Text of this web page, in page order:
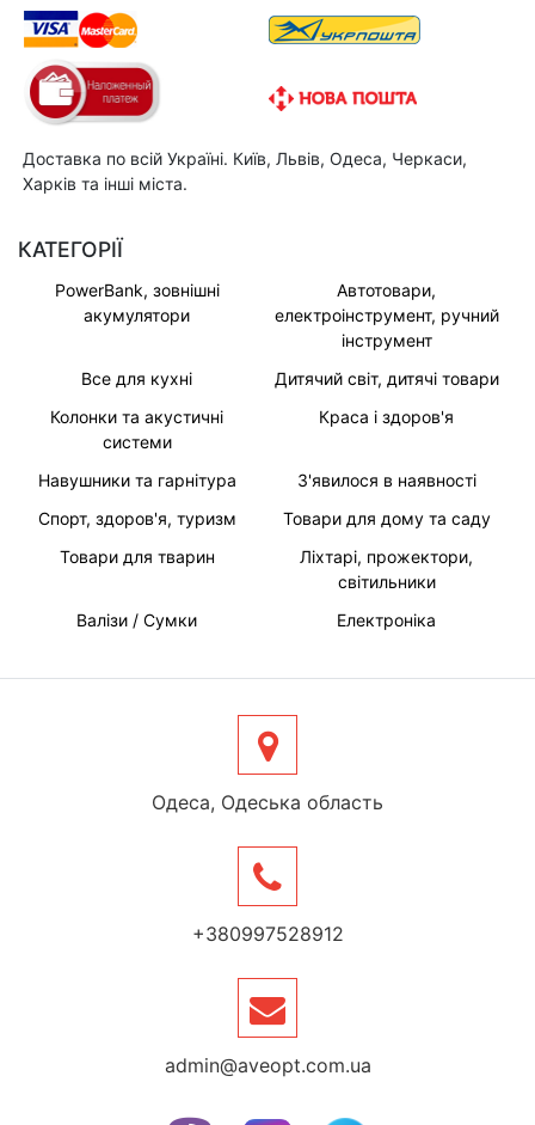
Доставка по всій Україні. Київ, Львів, Одеса, Черкаси,
Харків та інші міста.
КАТЕГОРІЇ
PowerBank, зовнішні
акумулятори
Автотовари,
електроінструмент, ручний
інструмент
Все для кухні
Дитячий світ, дитячі товари
Колонки та акустичні
системи
Краса і здоров'я
Навушники та гарнітура
З'явилося в наявності
Спорт, здоров'я, туризм
Товари для дому та саду
Товари для тварин
Ліхтарі, прожектори,
світильники
Валізи / Сумки
Електроніка
Одеса, Одеська область
+380997528912
admin@aveopt.com.ua